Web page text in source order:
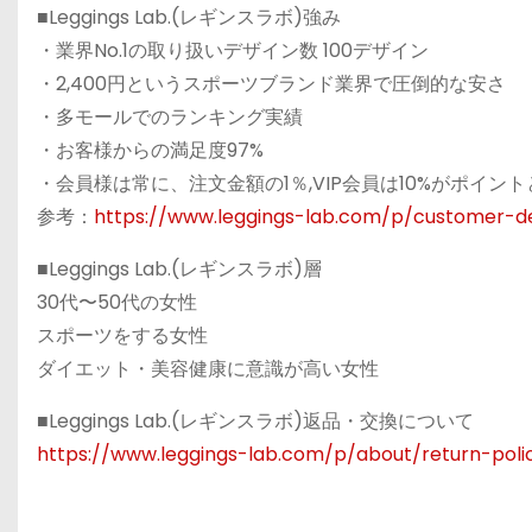
■Leggings Lab.(レギンスラボ)強み
・業界No.1の取り扱いデザイン数 100デザイン
・2,400円というスポーツブランド業界で圧倒的な安さ
・多モールでのランキング実績
・お客様からの満足度97%
・会員様は常に、注文金額の1％,VIP会員は10%がポイン
参考： https://www.leggings-lab.com/p/customer-
■Leggings Lab.(レギンスラボ)層
30代〜50代の女性
スポーツをする女性
ダイエット・美容健康に意識が高い女性
■Leggings Lab.(レギンスラボ)返品・交換について
https://www.leggings-lab.com/p/about/return-